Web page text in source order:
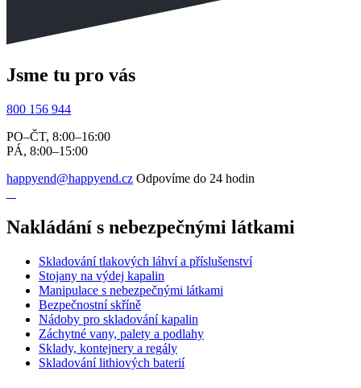
Jsme tu pro vás
800 156 944
PO–ČT, 8:00–16:00
PÁ, 8:00–15:00
happyend@happyend.cz Odpovíme do 24 hodin
Nakládání s nebezpečnými látkami
Skladování tlakových láhví a příslušenství
Stojany na výdej kapalin
Manipulace s nebezpečnými látkami
Bezpečnostní skříně
Nádoby pro skladování kapalin
Záchytné vany, palety a podlahy
Sklady, kontejnery a regály
Skladování lithiových baterií